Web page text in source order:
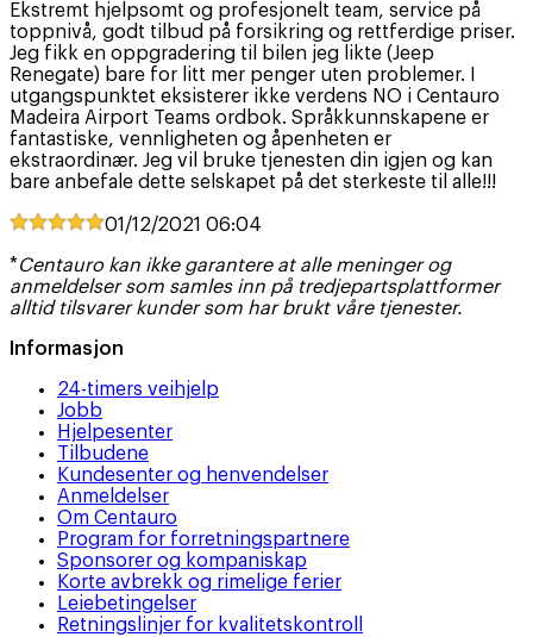
Ekstremt hjelpsomt og profesjonelt team, service på
toppnivå, godt tilbud på forsikring og rettferdige priser.
Jeg fikk en oppgradering til bilen jeg likte (Jeep
Renegate) bare for litt mer penger uten problemer. I
utgangspunktet eksisterer ikke verdens NO i Centauro
Madeira Airport Teams ordbok. Språkkunnskapene er
fantastiske, vennligheten og åpenheten er
ekstraordinær. Jeg vil bruke tjenesten din igjen og kan
bare anbefale dette selskapet på det sterkeste til alle!!!
01/12/2021 06:04
*Centauro kan ikke garantere at alle meninger og
anmeldelser som samles inn på tredjepartsplattformer
alltid tilsvarer kunder som har brukt våre tjenester.
Informasjon
24-timers veihjelp
Jobb
Hjelpesenter
Tilbudene
Kundesenter og henvendelser
Anmeldelser
Om Centauro
Program for forretningspartnere
Sponsorer og kompaniskap
Korte avbrekk og rimelige ferier
Leiebetingelser
Retningslinjer for kvalitetskontroll